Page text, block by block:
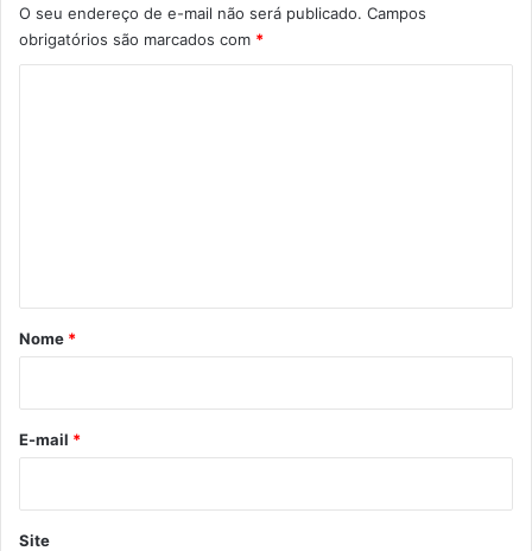
O seu endereço de e-mail não será publicado. Campos
obrigatórios são marcados com *
r
*
Nome *
E-mail *
Site